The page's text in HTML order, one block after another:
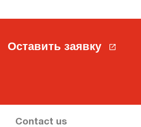
Оставить заявку
Contact us